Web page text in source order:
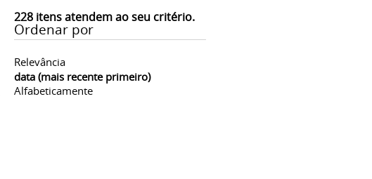
228itens atendem ao seu critério.
Ordenar por
Relevância
data (mais recente primeiro)
Alfabeticamente